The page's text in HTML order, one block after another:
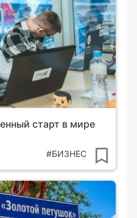
старт в мире
#БИЗНЕС